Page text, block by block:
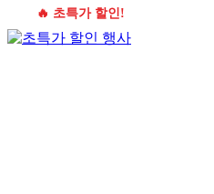
🔥 초특가 할인!